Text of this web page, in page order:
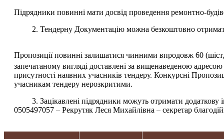
Підрядники повинні мати досвід проведення ремонтно-
2. Тендерну Документацію можна безкоштовно
Пропозиції повинні залишатися чинними впродовж 60
запечатаному вигляді доставлені за вищенаведеною
присутності наявних учасників тендеру. Конкурсні
учасникам тендеру нерозкритими.
3. Зацікавлені підрядники можуть отримати додаткову
0505497057 – Рекрутяк Леся Михайлівна – секретар